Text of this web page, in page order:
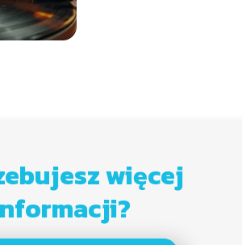
więcej